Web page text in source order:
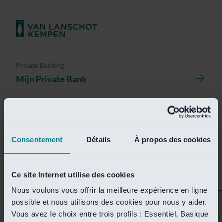
Consentement Détails À propos des cookies
Ce site Internet utilise des cookies
Nous voulons vous offrir la meilleure expérience en ligne
possible et nous utilisons des cookies pour nous y aider.
Vous avez le choix entre trois profils : Essentiel, Basique
Private Banking
Mijn Private Bank
Helaas is deze pagina